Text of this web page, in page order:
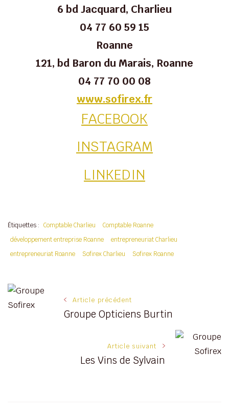
6 bd Jacquard, Charlieu
04 77 60 59 15
Roanne
121, bd Baron du Marais, Roanne
04 77 70 00 08
www.sofirex.fr
FACEBOOK
INSTAGRAM
LINKEDIN
Étiquettes : Comptable Charlieu
Comptable Roanne
développement entreprise Roanne
entrepreneuriat Charlieu
entrepreneuriat Roanne
Sofirex Charlieu Sofirex Roanne
NavigationArticle précédent
Groupe Opticiens Burtin
Article suivant
Les Vins de Sylvain